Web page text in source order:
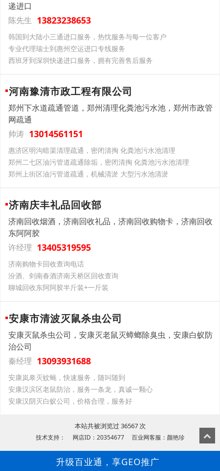
递进口
陈先生 13823238653
韩国到大陆小三通进口服务，热忱服务与每一位客户
专业代理瑞士到惠州空运进口专线服务
西班牙到深圳快递进口服务，拥有完善售后服务
河南豫清市政工程有限公司
郑州下水道疏通管道，郑州清理化粪池污水池，郑州市政管
网疏通
帅涛 13014561151
惠济区明沟暗渠清理疏通，密闭清掏 化粪池污水池清理
郑州二七区油污管道疏通除垢，密闭清掏 化粪池污水池清理
郑州上街区油污管道疏通，机械清淤 大型污水池清淤
济南庆丰礼品回收部
济南回收烟酒，济南回收礼品，济南回收购物卡，济南回收
东阿阿胶
许经理 13405319595
济南购物卡回收查询电话
汾酒、剑南春酒济南天桥区回收查询
聊城回收东阿阿胶半斤装+一斤装
安康市清波灭鼠杀虫公司
安康灭鼠杀虫公司，安康灭老鼠灭蟑螂除臭虫，安康白蚁防
治公司
秦经理 13093931688
安康岚皋灭蚊蝇，快速服务，随叫随到
安康汉滨区老鼠防治，服务一条龙，真诚一颗心
安康汉阴灭白蚁公司，价格合理，服务好
本站共被浏览过 36567 次
技术支持： 网店ID：20354677 百业网客服：颜艳珍
升级百业通，享GEO推广